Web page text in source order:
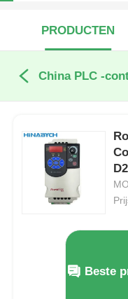
PRODUCTEN
China PLC -
Beste